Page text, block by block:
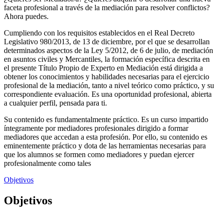
faceta profesional a través de la mediación para resolver conflictos?
Ahora puedes.
Cumpliendo con los requisitos establecidos en el Real Decreto
Legislativo 980/2013, de 13 de diciembre, por el que se desarrollan
determinados aspectos de la Ley 5/2012, de 6 de julio, de mediación
en asuntos civiles y Mercantiles, la formación específica descrita en
el presente Título Propio de Experto en Mediación está dirigida a
obtener los conocimientos y habilidades necesarias para el ejercicio
profesional de la mediación, tanto a nivel teórico como práctico, y su
correspondiente evaluación. Es una oportunidad profesional, abierta
a cualquier perfil, pensada para ti.
Su contenido es fundamentalmente práctico. Es un curso impartido
íntegramente por mediadores profesionales dirigido a formar
mediadores que accedan a esta profesión. Por ello, su contenido es
eminentemente práctico y dota de las herramientas necesarias para
que los alumnos se formen como mediadores y puedan ejercer
profesionalmente como tales
Objetivos
Objetivos